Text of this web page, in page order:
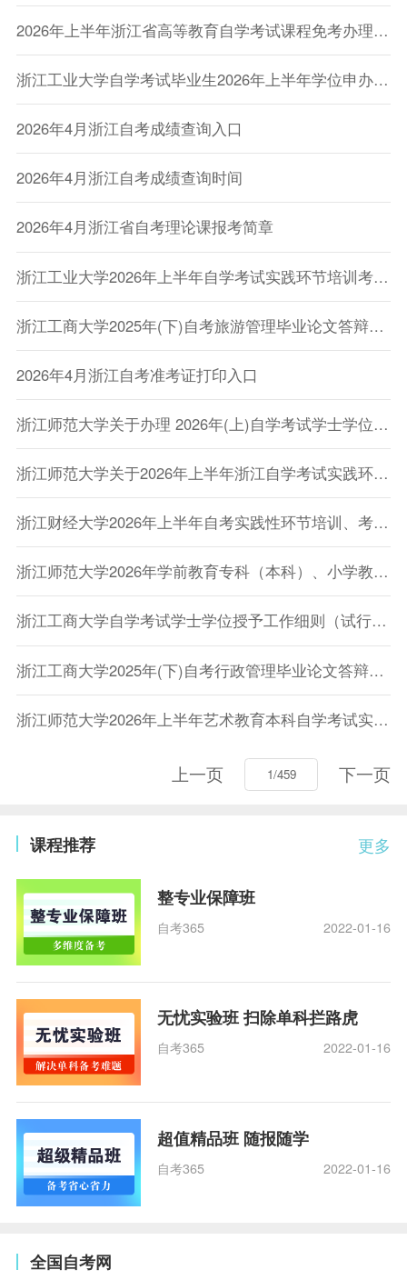
2026年上半年浙江省高等教育自学考试课程免考办理公告
浙江工业大学自学考试毕业生2026年上半年学位申办通知
2026年4月浙江自考成绩查询入口
2026年4月浙江自考成绩查询时间
2026年4月浙江省自考理论课报考简章
浙江工业大学2026年上半年自学考试实践环节培训考核安排的通知
浙江工商大学2025年(下)自考旅游管理毕业论文答辩安排已公布
2026年4月浙江自考准考证打印入口
浙江师范大学关于办理 2026年(上)自学考试学士学位证书的通知
浙江师范大学关于2026年上半年浙江自学考试实践环节考核缴费通知
浙江财经大学2026年上半年自考实践性环节培训、考核安排
浙江师范大学2026年学前教育专科（本科）、小学教育专科（本科）、心理健康教育专科实践性环节考核通知
浙江工商大学自学考试学士学位授予工作细则（试行）的通知
浙江工商大学2025年(下)自考行政管理毕业论文答辩安排公布
浙江师范大学2026年上半年艺术教育本科自学考试实践环节考核通知
上一页 下一页
更多
课程推荐
整专业保障班
自考365 2022-01-16
无忧实验班 扫除单科拦路虎
自考365 2022-01-16
超值精品班 随报随学
自考365 2022-01-16
全国自考网